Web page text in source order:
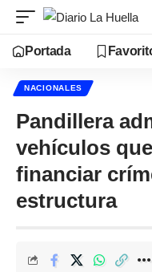
Portada
NACIONALES
Pandillera
vehículos
financiar
estructura